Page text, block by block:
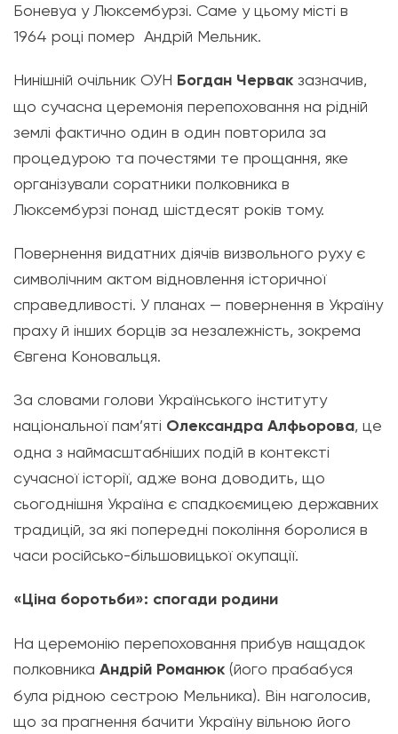
Боневуа у Люксембурзі. Саме у цьому місті в
1964 році помер Андрій Мельник.
Нинішній очільник ОУН Богдан Червак зазначив,
що сучасна церемонія перепоховання на рідній
землі фактично один в один повторила за
процедурою та почестями те прощання, яке
організували соратники полковника в
Люксембурзі понад шістдесят років тому.
Повернення видатних діячів визвольного руху є
символічним актом відновлення історичної
справедливості. У планах — повернення в Україну
праху й інших борців за незалежність, зокрема
Євгена Коновальця.
За словами голови Українського інституту
національної пам’яті Олександра Алфьорова, це
одна з наймасштабніших подій в контексті
сучасної історії, адже вона доводить, що
сьогоднішня Україна є спадкоємицею державних
традицій, за які попередні покоління боролися в
часи російсько-більшовицької окупації.
«Ціна боротьби»: спогади родини
На церемонію перепоховання прибув нащадок
полковника Андрій Романюк (його прабабуся
була рідною сестрою Мельника). Він наголосив,
що за прагнення бачити Україну вільною його